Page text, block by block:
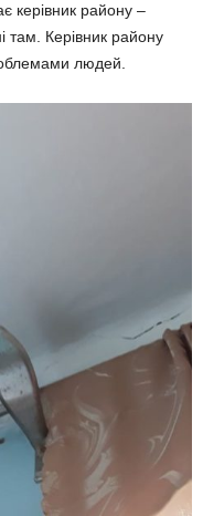
керівник району –
там. Керівник району
людей.